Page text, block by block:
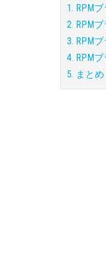
1. RPM
2. RPM
3. RPM
4. RPM
5. まとめ